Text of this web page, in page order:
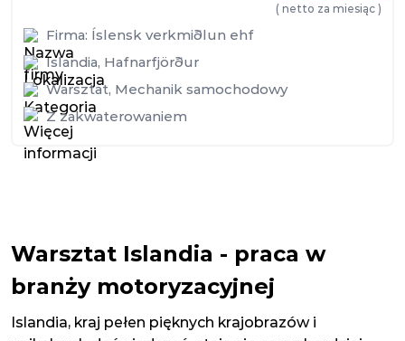
( netto za miesiąc )
Firma: Íslensk verkmiðlun ehf
Islandia, Hafnarfjörður
Warsztat, Mechanik samochodowy
Z zakwaterowaniem
Warsztat Islandia - praca w
branży motoryzacyjnej
Islandia, kraj pełen pięknych krajobrazów i